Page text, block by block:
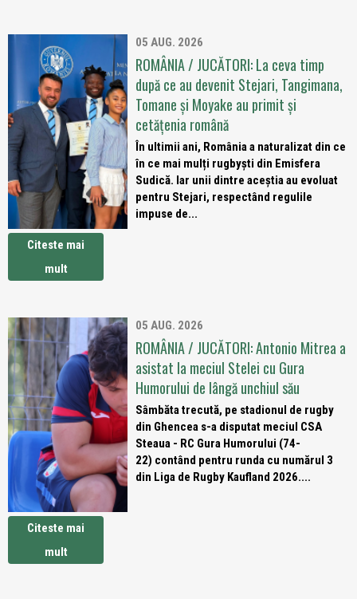
05 AUG. 2026
ROMÂNIA / JUCĂTORI: La ceva timp
după ce au devenit Stejari, Tangimana,
Tomane și Moyake au primit și
cetățenia română
În ultimii ani, România a naturalizat din ce
în ce mai mulți rugbyști din Emisfera
Sudică. Iar unii dintre aceștia au evoluat
pentru Stejari, respectând regulile
impuse de...
Citeste mai
mult
05 AUG. 2026
ROMÂNIA / JUCĂTORI: Antonio Mitrea a
asistat la meciul Stelei cu Gura
Humorului de lângă unchiul său
Sâmbăta trecută, pe stadionul de rugby
din Ghencea s-a disputat meciul CSA
Steaua - RC Gura Humorului (74-
22) contând pentru runda cu numărul 3
din Liga de Rugby Kaufland 2026....
Citeste mai
mult